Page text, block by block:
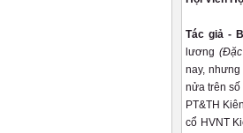
Tác giả -
lương
nay,
nửa trên
PT&TH
cổ HVNT